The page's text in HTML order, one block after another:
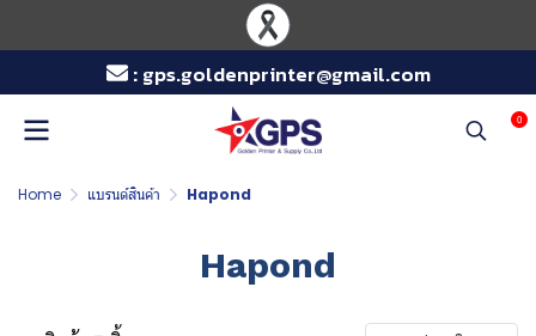
:gps.goldenprinter@gmail.com
0
Home แบรนด์สินค้า Hapond
Hapond